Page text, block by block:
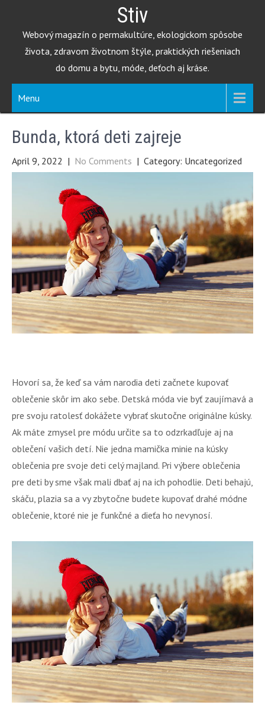
content
Stiv
Webový magazín o permakultúre, ekologickom spôsobe
života, zdravom životnom štýle, praktických riešeniach
do domu a bytu, móde, deťoch aj kráse.
Menu
Bunda, ktorá deti zajreje
April 9, 2022 | No Comments | Category: Uncategorized
Hovorí sa, že keď sa vám narodia deti začnete kupovať
oblečenie skôr im ako sebe. Detská móda vie byť zaujímavá a
pre svoju ratolesť dokážete vybrať skutočne originálne kúsky.
Ak máte zmysel pre módu určite sa to odzrkadľuje aj na
oblečení vašich detí. Nie jedna mamička minie na kúsky
oblečenia pre svoje deti celý majland. Pri výbere oblečenia
pre deti by sme však mali dbať aj na ich pohodlie. Deti behajú,
skáču, plazia sa a vy zbytočne budete kupovať drahé módne
oblečenie, ktoré nie je funkčné a dieťa ho nevynosí.